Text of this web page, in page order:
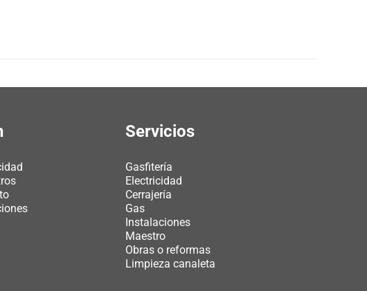
Servicios
Gasfitería
Electricidad
Cerrajería
Gas
Instalaciones
Maestro
Obras o reformas
Limpieza canaleta